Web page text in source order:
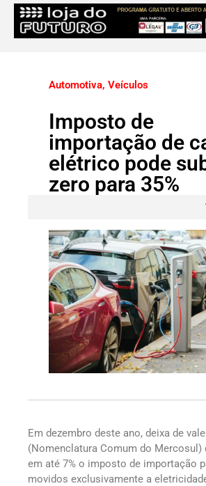
Automotiva, Veículos
Imposto de
importação de
elétrico pode
zero para 35%
Em dezembro deste ano, deixa de
(Nomenclatura Comum do Mercosul)
em até 7% o imposto de importação
movidos exclusivamente a